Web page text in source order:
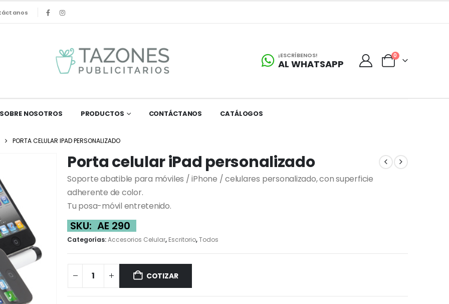
¡ESCRÍBENOS!
AL WHATSAPP
0
SOBRE NOSOTROS PRODUCTOS CONTÁCTANOS CATÁLOGOS
PORTA CELULAR IPAD PERSONALIZADO
Porta celular iPad personalizado
Soporte abatible para móviles / iPhone / celulares personalizado, con superficie
adherente de color.
Tu posa-móvil entretenido.
SKU: AE 290
Categorías:Accesorios Celular, Escritorio,Todos
COTIZAR